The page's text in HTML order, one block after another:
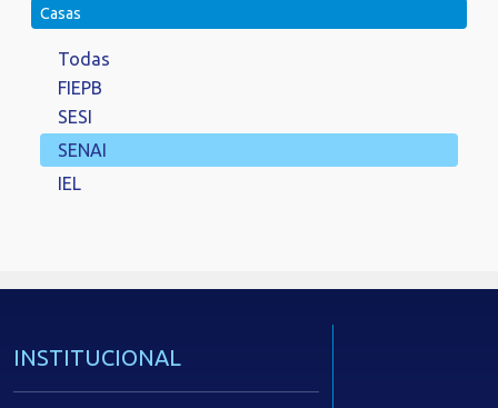
Casas
Todas
FIEPB
SESI
SENAI
IEL
INSTITUCIONAL